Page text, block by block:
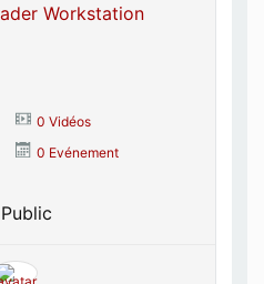
Workstation
0 Vidéos
0 Evénement